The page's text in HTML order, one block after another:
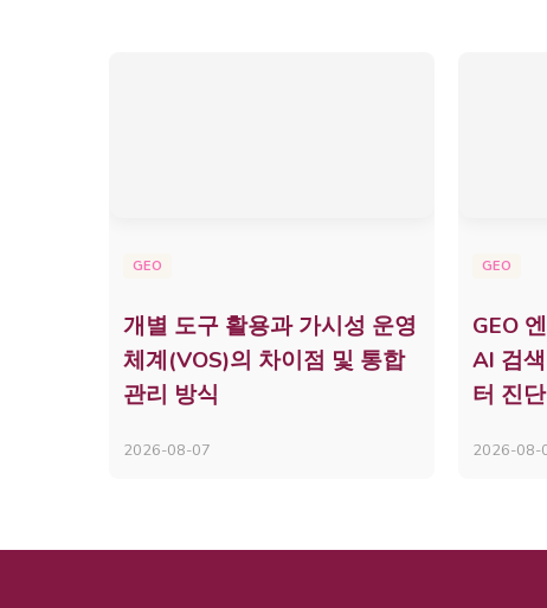
GEO
개별 도구 활용과 가시성 운영
체계(VOS)의 차이점 및 통합
관리 방식
2026-08-07
GEO
GEO
AI 검
터 진
2026-08-